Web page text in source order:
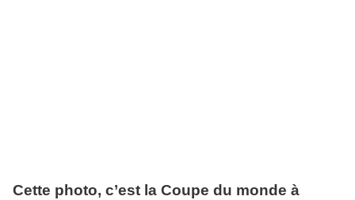
Cette photo, c’est la Coupe du monde à